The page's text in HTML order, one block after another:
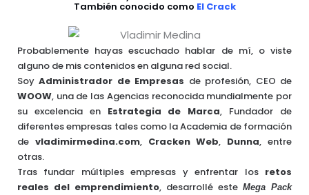
También conocido como El Crack
Probablemente hayas escuchado hablar de mí, o viste
alguno de mis contenidos en alguna red social.
SoyAdministrador de Empresas de profesión, CEO de
WOOW, una de las Agencias reconocida mundialmente por
su excelencia en Estrategia de Marca, Fundador de
diferentes empresas tales como la Academia de formación
de vladimirmedina.com, Cracken Web, Dunna, entre
otras.
Tras fundar múltiples empresas y enfrentar los retos
reales del emprendimiento, desarrollé este Mega Pack